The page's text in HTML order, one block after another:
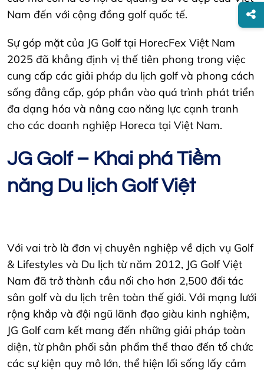
Nam đến với cộng đồng golf quốc tế.
Sự góp mặt của JG Golf tại HorecFex Việt Nam
2025 đã khẳng định vị thế tiên phong trong việc
cung cấp các giải pháp du lịch golf và phong cách
sống đẳng cấp, góp phần vào quá trình phát triển
đa dạng hóa và nâng cao năng lực cạnh tranh
cho các doanh nghiệp Horeca tại Việt Nam.
JG Golf – Khai phá Tiềm
năng Du lịch Golf Việt
Với vai trò là đơn vị chuyên nghiệp về dịch vụ Golf
& Lifestyles và Du lịch từ năm 2012, JG Golf Việt
Nam đã trở thành cầu nối cho hơn 2,500 đối tác
sân golf và du lịch trên toàn thế giới. Với mạng lưới
rộng khắp và đội ngũ lãnh đạo giàu kinh nghiệm,
JG Golf cam kết mang đến những giải pháp toàn
diện, từ phân phối sản phẩm thể thao đến tổ chức
các sự kiện quy mô lớn, thể hiện lối sống lấy cảm